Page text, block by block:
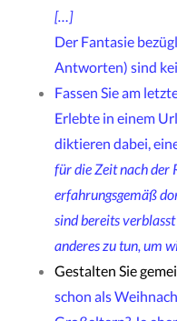
[…]
Der Fantasie
Antworten) sind
Fassen Sie am
Erlebte in einem
diktieren dabei,
für die Zeit nach der
erfahrungsgemäß
sind bereits
anderes zu tun, um
Gestalten Sie
schon als